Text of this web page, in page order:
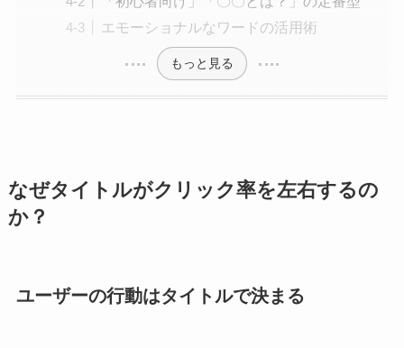
エモーショナルなワードの活用術
もっと見る
なぜタイトルがクリック率を左右するの
か？
ユーザーの行動はタイトルで決まる